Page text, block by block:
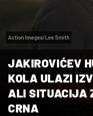
Action Images/Lee Smith
JAKIROVIĆEV
KOLA ULAZI
ALI SITUACIJA
CRNA